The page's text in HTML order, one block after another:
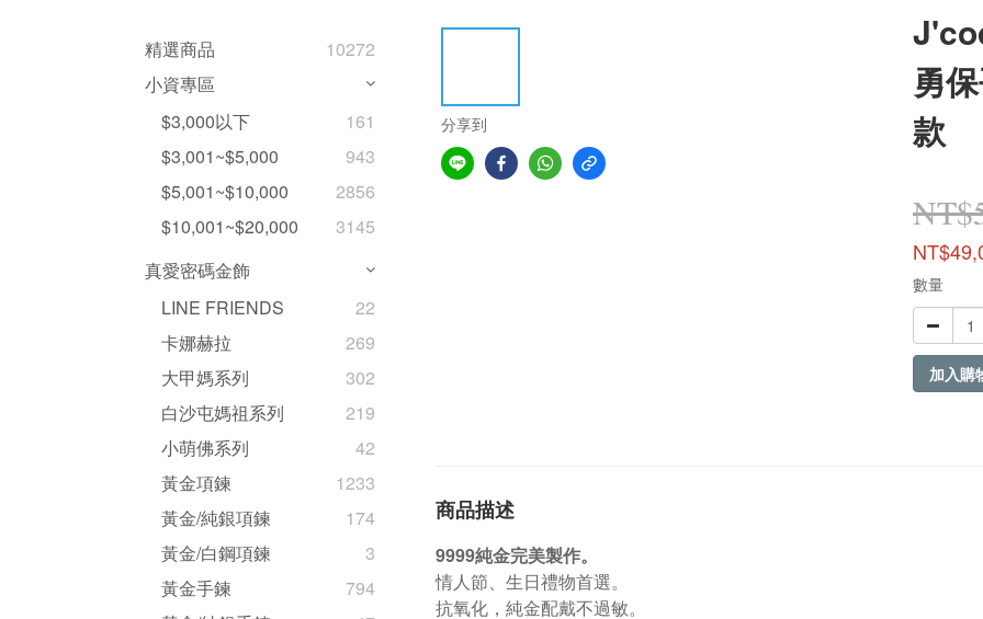
精選商品
10272
小資專區
$3,000以下
161
$3,001~$5,000
943
$5,001~$10,000
2856
$10,001~$20,000
3145
真愛密碼金飾
LINE FRIENDS
22
卡娜赫拉
269
大甲媽系列
302
白沙屯媽祖系列
219
小萌佛系列
42
黃金項鍊
1233
黃金/純銀項鍊
174
黃金/白鋼項鍊
3
黃金手鍊
794
分享到
勇
款
數量
加入購
商品描述
9999純金完美製作。
情人節、生日禮物首選。
抗氧化，純金配戴不過敏。